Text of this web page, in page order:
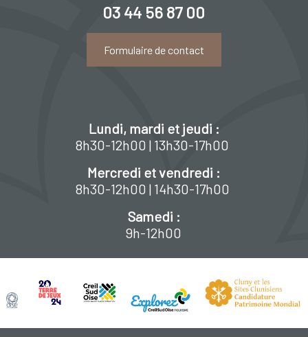
03 44 56 87 00
Formulaire de contact
Lundi, mardi et jeudi :
8h30-12h00 | 13h30-17h00
Mercredi et vendredi :
8h30-12h00 | 14h30-17h00
Samedi :
9h-12h00